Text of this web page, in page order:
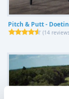
Pitch & Putt -
(14